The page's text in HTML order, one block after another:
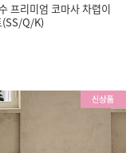
프리미엄 코마사 차렵이
(SS/Q/K)